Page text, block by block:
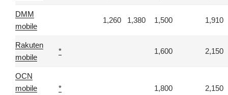
DMM
mobile
1,260 1,380 1,500 1,910
Rakuten
mobile
* 1,600 2,150
OCN
mobile
* 1,800 2,150